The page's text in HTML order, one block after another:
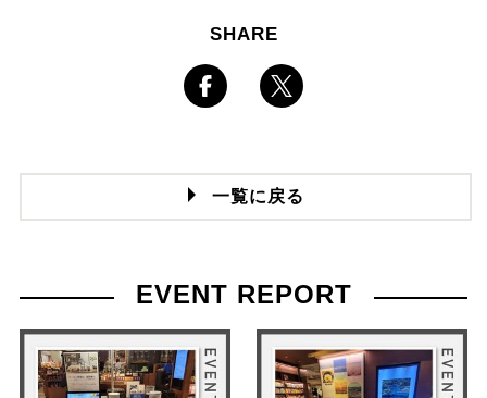
SHARE
一覧に戻る
EVENT REPORT